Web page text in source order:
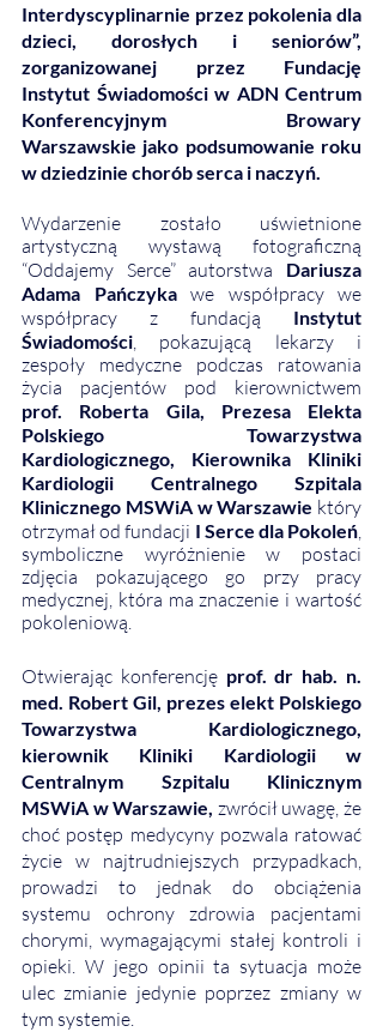
Interdyscyplinarnie przez pokolenia dla
dzieci, dorosłych i seniorów”,
zorganizowanej przez Fundację
Instytut Świadomości w ADN Centrum
Konferencyjnym Browary
Warszawskie jako podsumowanie roku
w dziedzinie chorób serca i naczyń.
Wydarzenie zostało uświetnione
artystyczną wystawą fotograficzną
“Oddajemy Serce” autorstwa Dariusza
Adama Pańczyka we współpracy we
współpracy z fundacją Instytut
Świadomości , pokazującą lekarzy i
zespoły medyczne podczas ratowania
prof. Roberta Gila, Prezesa Elekta
Polskiego Towarzystwa
Kardiologicznego, Kierownika Kliniki
Kardiologii Centralnego Szpitala
Klinicznego MSWiA w Warszawie który
otrzymał od fundacji I Serce dla Pokoleń
symboliczne wyróżnienie w postaci
zdjęcia pokazującego go przy pracy
medycznej, która ma znaczenie i wartość
pokoleniową.
Otwierając konferencję prof. dr hab. n.
med. Robert Gil, prezes elekt Polskiego
Towarzystwa Kardiologicznego,
kierownik Kliniki Kardiologii w
Centralnym Szpitalu Klinicznym
MSWiA w Warszawie, zwrócił uwagę, że
choć postęp medycyny pozwala ratować
życie w najtrudniejszych przypadkach,
prowadzi to jednak do obciążenia
systemu ochrony zdrowia pacjentami
chorymi, wymagającymi stałej kontroli i
opieki. W jego opinii ta sytuacja może
ulec zmianie jedynie poprzez zmiany w
tym systemie.